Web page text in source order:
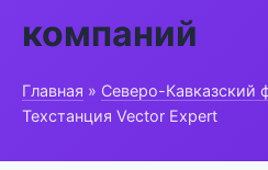
компаний
Главная » Северо-Кавказский
Техстанция Vector Expert